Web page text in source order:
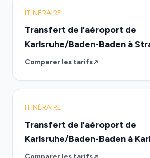
ITINÉRAIRE
Transfert de l’aéroport de
Karlsruhe/Baden-Baden à
Comparer les tarifs
ITINÉRAIRE
Transfert de l’aéroport de
Karlsruhe/Baden-Baden à